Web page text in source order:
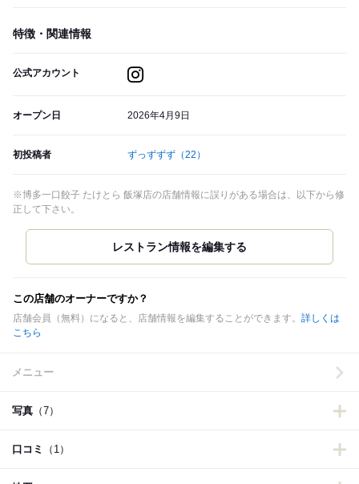
特徴・関連情報
公式アカウント
オープン日 2026年4月9日
初投稿者 ずっずずず （22）
※博多一口餃子 たけとら 飯塚店の店舗情報に誤りがある場合は、以下から修
正して下さい。
この店舗のオーナーですか？
店舗会員（無料）になると、店舗情報を編集することができます。 詳しくは
こちら
メニュー
写真 （7）
口コミ （1）